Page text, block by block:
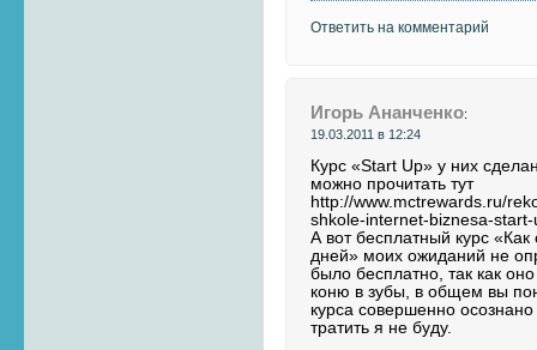
Ответить на комментарий
Игорь Ананченко:
19.03.2011 в 12:24
Курс «Start Up» у них
можно прочитать тут
http://www.mctrewards.ru/
shkole-internet-biznesa-start-
А вот бесплатный курс «Как
дней» моих ожиданий не
было бесплатно, так как
коню в зубы, в общем вы
курса совершенно
тратить я не буду.